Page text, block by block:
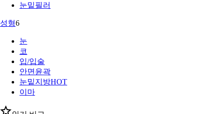
눈밑필러
성형6
눈
코
입/입술
안면윤곽
눈밑지방HOT
이마